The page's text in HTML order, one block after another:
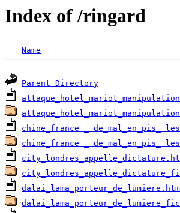
Index of /ringard
Name
Parent Directory
chine_france _ de_mal_en_pis_
chine_france _ de_mal_en_pis_
dalai_lama_porteur_de_lumiere.htm